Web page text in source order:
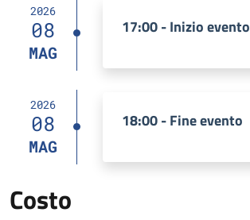
2026
08
MAG
17:00 - Inizio evento
2026
08
MAG
18:00 - Fine evento
Costo